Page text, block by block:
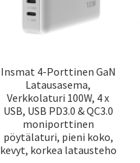
Insmat 4-Porttinen GaN
Latausasema,
Verkkolaturi 100W, 4 x
USB, USB PD3.0 & QC3.0
moniporttinen
pöytälaturi, pieni koko,
kevyt, korkea latausteho